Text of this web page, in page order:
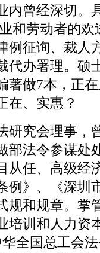
内曾经深切。
和劳动者的
例征询、裁人
代办署理。硕
著做7本，正
在、实惠？
究会理事，
部法令参谋处
从任、高级经
例》、《深圳
规和规章。掌
培训和人力资
全国总工会